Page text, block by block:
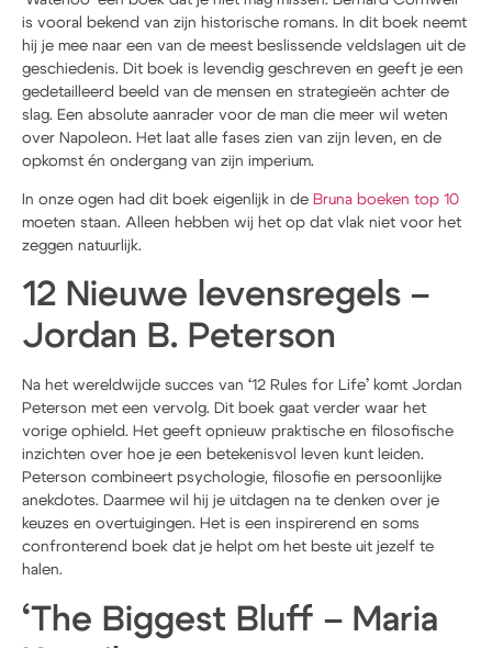
is vooral bekend van zijn historische romans. In dit boek neemt
hij je mee naar een van de meest beslissende veldslagen uit de
geschiedenis. Dit boek is levendig geschreven en geeft je een
gedetailleerd beeld van de mensen en strategieën achter de
slag. Een absolute aanrader voor de man die meer wil weten
over Napoleon. Het laat alle fases zien van zijn leven, en de
opkomst én ondergang van zijn imperium.
In onze ogen had dit boek eigenlijk in de Bruna boeken top 10
moeten staan. Alleen hebben wij het op dat vlak niet voor het
zeggen natuurlijk.
12 Nieuwe levensregels –
Jordan B. Peterson
Na het wereldwijde succes van ‘12 Rules for Life’ komt Jordan
Peterson met een vervolg. Dit boek gaat verder waar het
vorige ophield. Het geeft opnieuw praktische en filosofische
inzichten over hoe je een betekenisvol leven kunt leiden.
Peterson combineert psychologie, filosofie en persoonlijke
anekdotes. Daarmee wil hij je uitdagen na te denken over je
keuzes en overtuigingen. Het is een inspirerend en soms
confronterend boek dat je helpt om het beste uit jezelf te
halen.
‘The Biggest Bluff – Maria